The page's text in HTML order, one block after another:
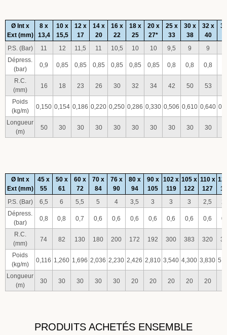
Ø Int x
Ext (mm)
8 x
13,4
10 x
15,5
12 x
17
14 x
20
16 x
22
18 x
25
20 x
27*
25 x
33
30 x
38
32 x
40
P.S. (Bar)
11 12 11,5 11 10,5 10 10 9,5 9 9
Dépress.
(bar)
0,9 0,85 0,85 0,85 0,85 0,85 0,85 0,8 0,8 0,8
R.C.
(mm)
16 18 23 26 30 32 34 42 50 53
Poids
(kg/m)
0,150 0,154 0,186 0,220 0,250 0,286 0,330 0,506 0,610 0,640
Longueur
(m)
50 30 30 30 30 30 30 30 30 30
Ø Int x
Ext (mm)
45 x
55
50 x
61
60 x
72
70 x
84
76 x
90
80 x
94
90 x
105
102 x
119
105 x
122
110 x
127
P.S. (Bar)
6,5 6 5,5 5 4 3,5 3 3 3 2,5
Dépress.
(bar)
0,8 0,8 0,7 0,6 0,6 0,6 0,6 0,6 0,6 0,6
R.C.
(mm)
74 82 130 180 200 172 192 300 383 320
Poids
(kg/m)
0,116 1,260 1,696 2,036 2,230 2,426 2,810 3,540 4,300 3,830
Longueur
(m)
30 30 30 30 30 20 20 20 20 20
PRODUITS ACHETÉS ENSEMBLE